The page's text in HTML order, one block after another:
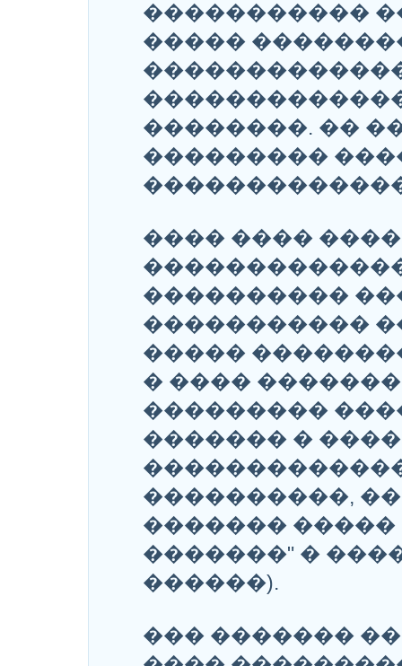
�����������
�����
��������. ��
���������
���� ����
����������
�����������
�����
� ����
���������
������� �
����������,
������� �����
�������" �
������).
��� �������